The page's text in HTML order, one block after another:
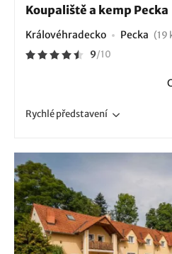
Koupaliště a kemp Pecka
Královéhradecko Pecka (19
9/10
Rychlépředstavení